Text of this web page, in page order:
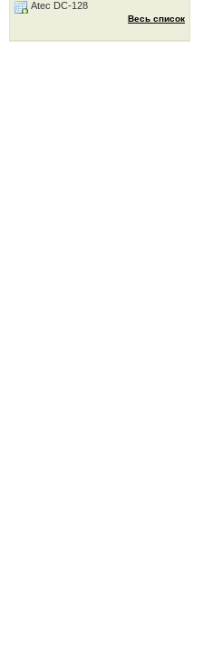
Atec DC-128
Весь список